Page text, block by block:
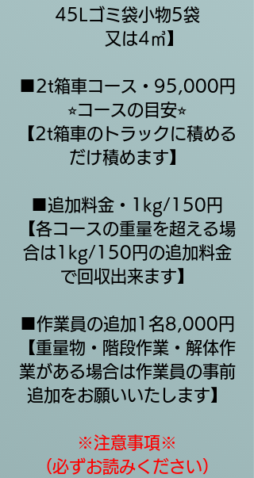
45Lゴミ袋小物5袋
​又は4㎥】
■2t箱車コース・95,000円
⭐︎コースの目安⭐︎
【2t箱車のトラックに積める
だけ積めます】
​■追加料金・1kg/150円
【各コースの重量を超える場
合は1kg/150円の追加料金
で回収出来ます】
■作業員の追加1名8,000円
​【重量物・階段作業・解体作
業がある場合は作業員の事前
追加をお願いいたします】
※注意事項※
（必ずお読みください）